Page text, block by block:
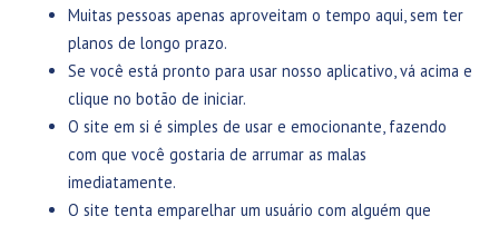
Muitas pessoas apenas aproveitam o tempo aqui, sem ter
planos de longo prazo.
Se você está pronto para usar nosso aplicativo, vá acima e
clique no botão de iniciar.
O site em si é simples de usar e emocionante, fazendo
com que você gostaria de arrumar as malas
imediatamente.
O site tenta emparelhar um usuário com alguém que